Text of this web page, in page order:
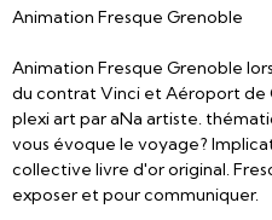
Animation Fresque Grenoble
Animation Fresque Grenoble
du contrat Vinci et Aéroport de
plexi art par aNa artiste.
vous évoque le voyage?
collective livre d'or original.
exposer et pour communiquer.